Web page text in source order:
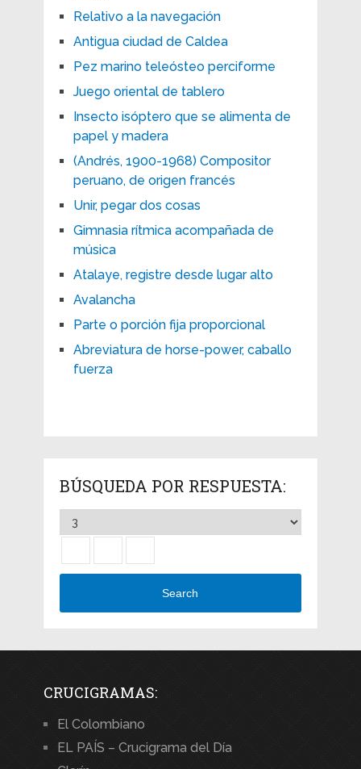
Relativo a la navegación
Antigua ciudad de Caldea
Pez marino teleósteo perciforme
Juego oriental de tablero
Insecto isóptero que se alimenta de
papel y madera
(Andrés, 1900-1968) Compositor
peruano, de origen francés
Unir, pegar dos cosas
Gimnasia rítmica acompañada de
música
Atalaye, registre desde lugar alto
Avalancha
Parte o porción fija proporcional
Abreviatura de horse-power, caballo
fuerza
BÚSQUEDA POR RESPUESTA:
Search
CRUCIGRAMAS:
El Colombiano
EL PAÍS – Crucigrama del Día